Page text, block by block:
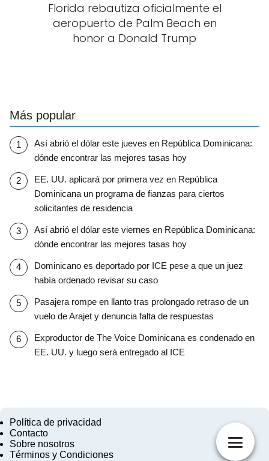
Florida rebautiza oficialmente el
aeropuerto de Palm Beach en
honor a Donald Trump
Más popular
Así abrió el dólar este jueves en República Dominicana:
dónde encontrar las mejores tasas hoy
EE. UU. aplicará por primera vez en República
Dominicana un programa de fianzas para ciertos
solicitantes de residencia
Así abrió el dólar este viernes en República Dominicana:
dónde encontrar las mejores tasas hoy
Dominicano es deportado por ICE pese a que un juez
había ordenado revisar su caso
Pasajera rompe en llanto tras prolongado retraso de un
vuelo de Arajet y denuncia falta de respuestas
Exproductor de The Voice Dominicana es condenado en
EE. UU. y luego será entregado al ICE
Política de privacidad
Contacto
Sobre nosotros
Términos y Condiciones